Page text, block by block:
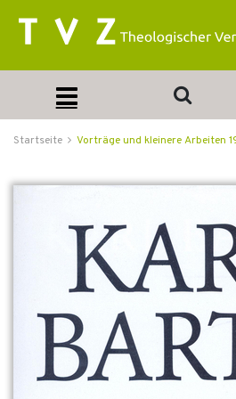
Startseite Vorträge und kleinere Arbeiten